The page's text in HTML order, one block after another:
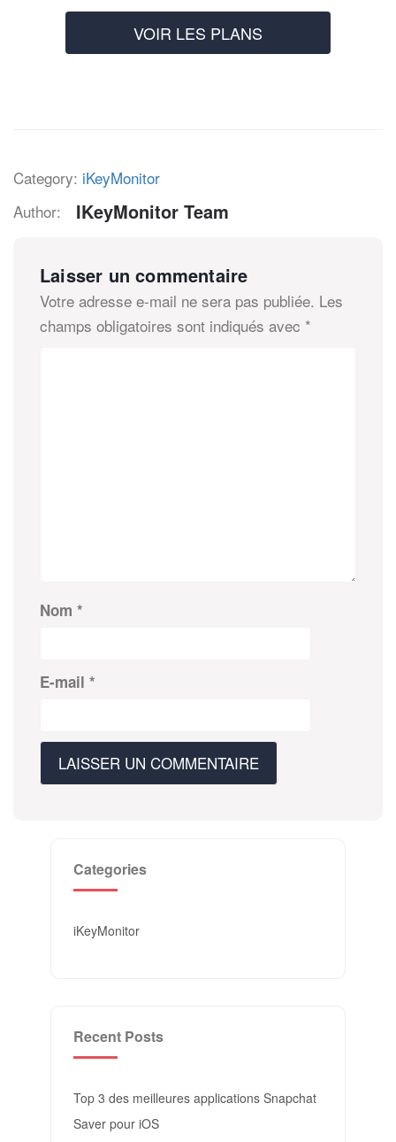
VOIR LES PLANS
Category: iKeyMonitor
Author:
IKeyMonitor Team
Laisser un commentaire
Votre adresse e-mail ne sera pas publiée. Les
champs obligatoires sont indiqués avec *
Nom *
E-mail *
Categories
iKeyMonitor
Recent Posts
Top 3 des meilleures applications Snapchat
Saver pour iOS